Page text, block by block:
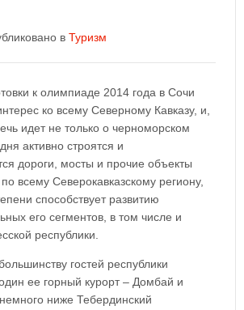
в Туризм
к олимпиаде 2014 года в Сочи
ко всему Северному Кавказу, и,
идет не только о черноморском
активно строятся и
дороги, мосты и прочие объекты
всему Северокавказскому региону,
способствует развитию
его сегментов, в том числе и
республики.
гостей республики
ее горный курорт – Домбай и
ниже Тебердинский